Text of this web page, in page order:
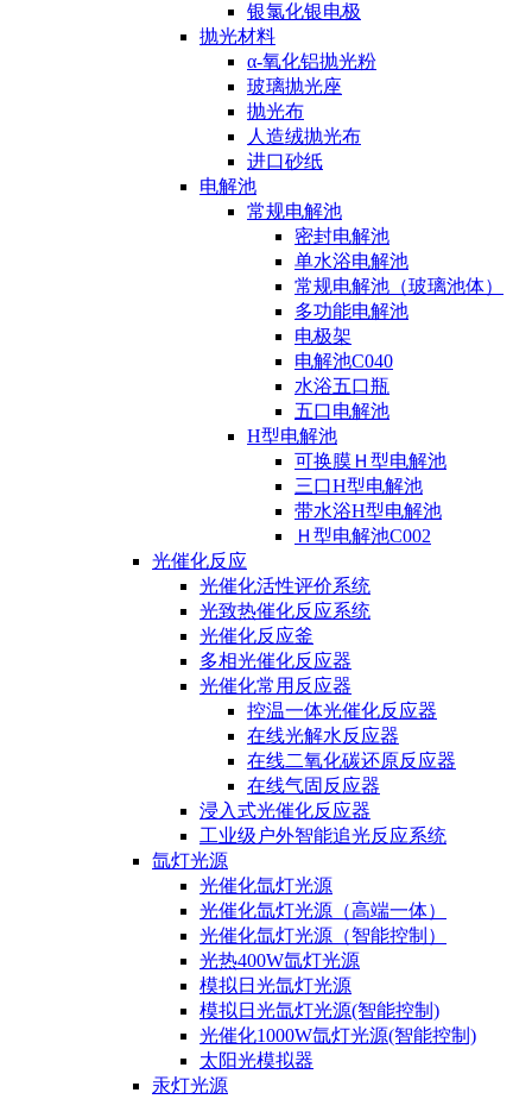
银氯化银电极
抛光材料
α-氧化铝抛光粉
玻璃抛光座
抛光布
人造绒抛光布
进口砂纸
电解池
常规电解池
密封电解池
单水浴电解池
常规电解池（玻璃池体）
多功能电解池
电极架
电解池C040
水浴五口瓶
五口电解池
H型电解池
可换膜Ｈ型电解池
三口H型电解池
带水浴H型电解池
Ｈ型电解池C002
光催化反应
光催化活性评价系统
光致热催化反应系统
光催化反应釜
多相光催化反应器
光催化常用反应器
控温一体光催化反应器
在线光解水反应器
在线二氧化碳还原反应器
在线气固反应器
浸入式光催化反应器
工业级户外智能追光反应系统
氙灯光源
光催化氙灯光源
光催化氙灯光源（高端一体）
光催化氙灯光源（智能控制）
光热400W氙灯光源
模拟日光氙灯光源
模拟日光氙灯光源(智能控制)
光催化1000W氙灯光源(智能控制)
太阳光模拟器
汞灯光源